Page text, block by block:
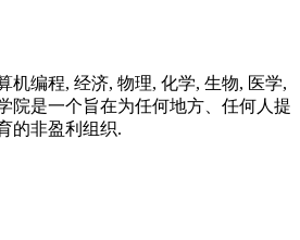
机编程, 经济, 物理, 化学, 生物, 医学,
院是一个旨在为任何地方、任何人提
的非盈利组织.